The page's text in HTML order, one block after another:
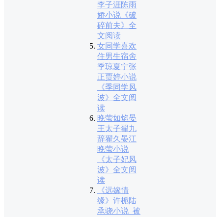
李子涯陈雨
娇小说《破
碎前夫》全
文阅读
女同学喜欢
住男生宿舍
季琼夏宁张
正贾婷小说
《季同学风
波》全文阅
读
晚萤如焰晏
王太子翟九
辞翟久晏江
晚萤小说
《太子妃风
波》全文阅
读
《远嫁情
缘》许栀陆
承骁小说_被